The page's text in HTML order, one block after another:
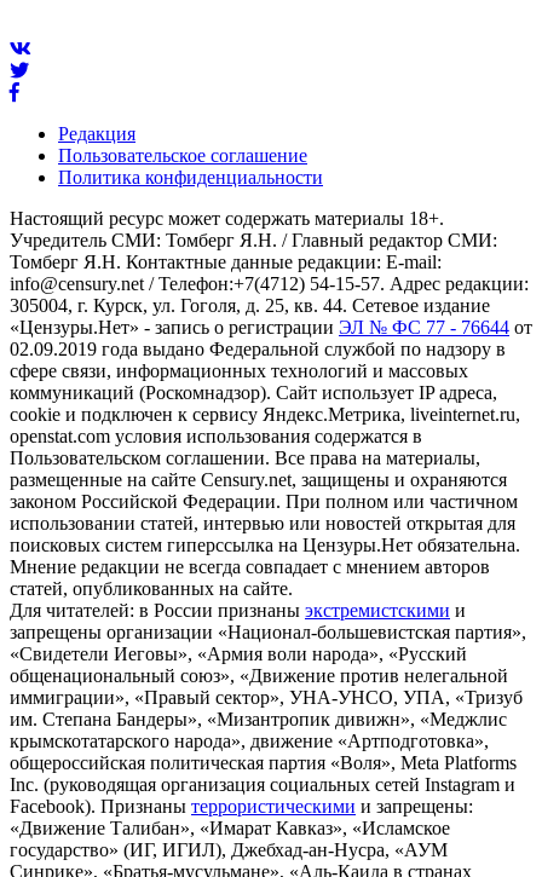
Редакция
Пользовательское соглашение
Политика конфиденциальности
Настоящий ресурс может содержать материалы 18+.
Учредитель СМИ: Томберг Я.Н. / Главный редактор СМИ:
Томберг Я.Н. Контактные данные редакции: E-mail:
info@censury.net / Телефон:+7(4712) 54-15-57. Адрес редакции:
305004, г. Курск, ул. Гоголя, д. 25, кв. 44. Сетевое издание
«Цензуры.Нет» - запись о регистрации ЭЛ № ФС 77 - 76644 от
02.09.2019 года выдано Федеральной службой по надзору в
сфере связи, информационных технологий и массовых
коммуникаций (Роскомнадзор). Сайт использует IP адреса,
cookie и подключен к сервису Яндекс.Метрика, liveinternet.ru,
openstat.com условия использования содержатся в
Пользовательском соглашении. Все права на материалы,
размещенные на сайте Censury.net, защищены и охраняются
законом Российской Федерации. При полном или частичном
использовании статей, интервью или новостей открытая для
поисковых систем гиперссылка на Цензуры.Нет обязательна.
Мнение редакции не всегда совпадает с мнением авторов
статей, опубликованных на сайте.
Для читателей: в России признаны экстремистскими и
запрещены организации «Национал-большевистская партия»,
«Свидетели Иеговы», «Армия воли народа», «Русский
общенациональный союз», «Движение против нелегальной
иммиграции», «Правый сектор», УНА-УНСО, УПА, «Тризуб
им. Степана Бандеры», «Мизантропик дивижн», «Меджлис
крымскотатарского народа», движение «Артподготовка»,
общероссийская политическая партия «Воля», Meta Platforms
Inc. (руководящая организация социальных сетей Instagram и
Facebook). Признаны террористическими и запрещены:
«Движение Талибан», «Имарат Кавказ», «Исламское
государство» (ИГ, ИГИЛ), Джебхад-ан-Нусра, «АУМ
Синрике», «Братья-мусульмане», «Аль-Каида в странах